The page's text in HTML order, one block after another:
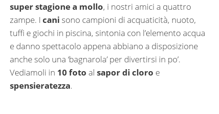
super stagione a mollo, i nostri amici a quattro
zampe. I cani sono campioni di acquaticità, nuoto,
tuffi e giochi in piscina, sintonia con l’elemento acqua
e danno spettacolo appena abbiano a disposizione
anche solo una ‘bagnarola’ per divertirsi in po’.
Vediamoli in 10 foto al sapor di cloro e
spensieratezza.